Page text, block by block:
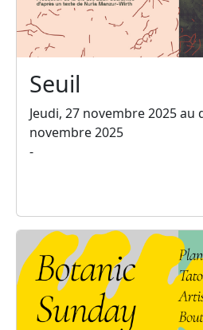
Seuil
Jeudi, 27 novembre 2025 au
novembre 2025
-